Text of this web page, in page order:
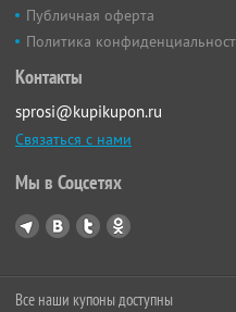
Публичная оферта
Политика
Контакты
sprosi@kupikupon.ru
Связаться с нами
Мы в Соцсетях
Все наши купоны доступны